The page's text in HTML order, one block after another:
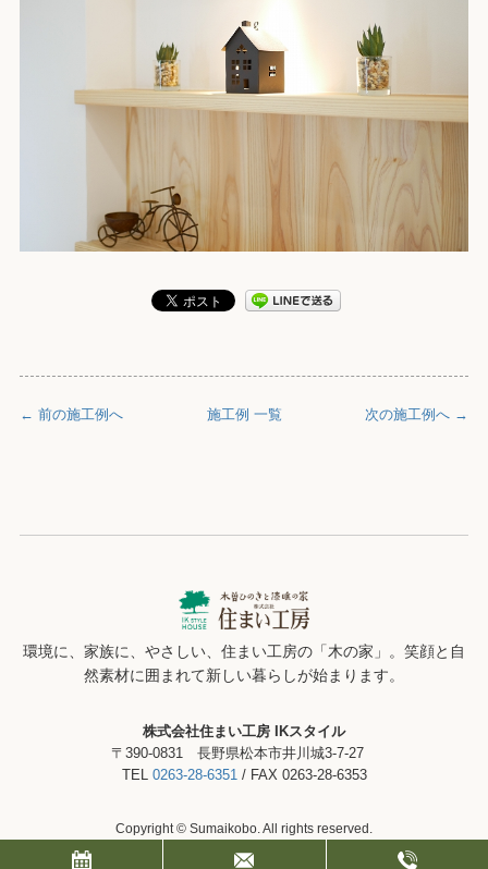
← 前の施工例へ 次の施工例へ →
施工例 一覧
環境に、家族に、やさしい、住まい工房の「木の家」。笑顔と自
然素材に囲まれて新しい暮らしが始まります。
株式会社住まい工房 IKスタイル
〒390-0831 長野県松本市井川城3-7-27
TEL 0263-28-6351 / FAX 0263-28-6353
Copyright © Sumaikobo. All rights reserved.